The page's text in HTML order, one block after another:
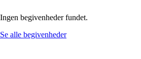
Ingen begivenheder fundet.
Se alle begivenheder